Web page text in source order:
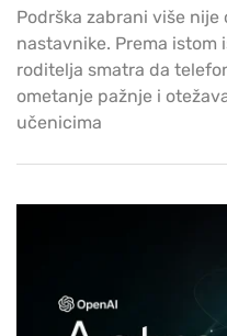
Podrška zabrani više nije
nastavnike. Prema istom
roditelja smatra da
ometanje pažnje i
učenicima